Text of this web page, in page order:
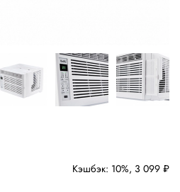
Кэшбэк: 10%, 3 099 ₽